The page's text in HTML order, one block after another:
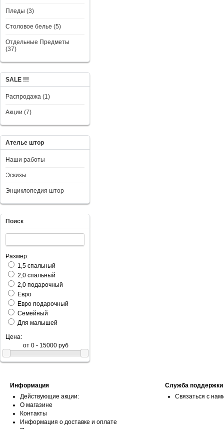
Пледы (3)
Столовое белье (5)
Отдельные Предметы
(37)
SALE !!!
Распродажа (1)
Акции (7)
Ателье штор
Наши работы
Эскизы
Энциклопедия штор
Поиск
Размер:
1,5 спальный
2,0 спальный
2,0 подарочный
Евро
Евро подарочный
Семейный
Для малышей
Цена:
Информация
Действующие акции:
О магазине
Контакты
Информация о доставке и оплате
Служба поддержки
Связаться с